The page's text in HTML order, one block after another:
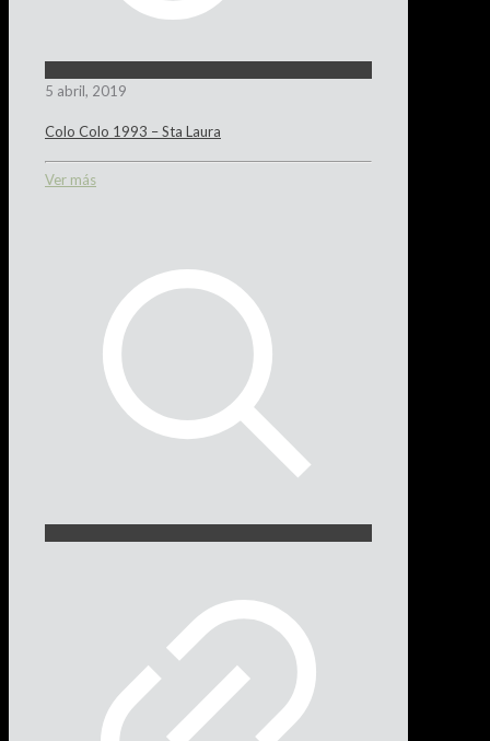
5 abril, 2019
Colo Colo 1993 – Sta Laura
Ver más